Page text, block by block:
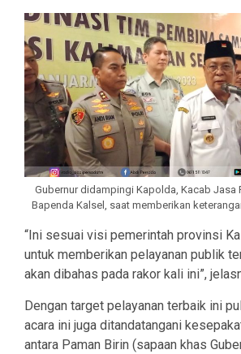
Gubernur didampingi Kapolda, Kacab Jasa
Bapenda Kalsel, saat memberikan
“Ini sesuai visi pemerintah provinsi
untuk memberikan pelayanan publik
akan dibahas pada rakor kali ini”,
Dengan target pelayanan terbaik ini
acara ini juga ditandatangani
antara Paman Birin (sapaan khas